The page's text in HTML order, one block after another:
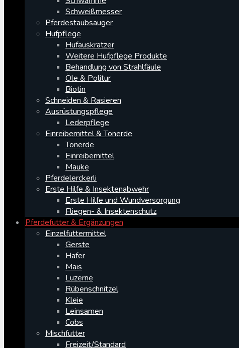
Schweißmesser
Pferdestaubsauger
Hufpflege
Hufauskratzer
Weitere Hufpflege Produkte
Behandlung von Strahlfäule
Öle & Politur
Biotin
Schneiden & Rasieren
Ausrüstungspflege
Lederpflege
Einreibemittel & Tonerde
Tonerde
Einreibemittel
Mauke
Pferdelerckerli
Erste Hilfe & Insektenabwehr
Erste Hilfe und Wundversorgung
Fliegen- & Insektenschutz
Pferdefutter & Ergänzungen
Einzelfuttermittel
Gerste
Hafer
Mais
Luzerne
Rübenschnitzel
Kleie
Leinsamen
Cobs
Mischfutter
Freizeit/Standard